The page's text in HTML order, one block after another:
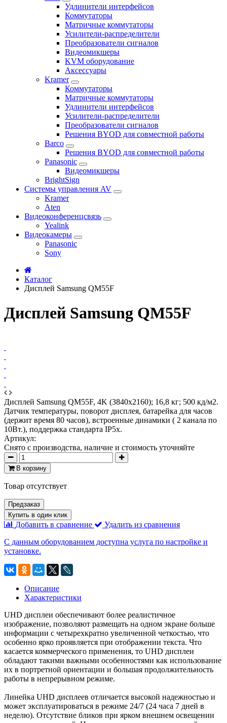
Удлинители интерфейсов
Коммутаторы
Матричные коммутаторы
Усилители-распределители
Преобразователи сигналов
Видеомикшеры
KVM оборудование
Аксессуары
Kramer
Коммутаторы
Матричные коммутаторы
Удлинители интерфейсов
Усилители-распределители
Преобразователи сигналов
Решения BYOD для совместной работы
Barco
Решения BYOD для совместной работы
Panasonic
Видеомикшеры
BrightSign
Системы управления AV
Kramer
Aten
Видеоконференцсвязь
Yealink
Видеокамеры
Panasonic
Sony
Каталог
Дисплей Samsung QM55F
Дисплей Samsung QM55F
Дисплей Samsung QM55F, 4K (3840х2160); 16,8 кг; 500 кд/м2.
Датчик температуры, поворот дисплея, батарейка для часов
(держит время 80 часов), встроенные динамики ( 2 канала по
10Вт.), поддержка стандарта IP5x.
Артикул:
Снято с производства, наличие и стоимость уточняйте
В корзину
Товар отсутствует
Предзаказ
Купить в один клик
Добавить в сравнение
Удалить из сравнения
С данным оборудованием доступна услуга по настройке и
установке.
Описание
Характеристики
UHD дисплеи обеспечивают более реалистичное
изображение, позволяют размещать на одном экране больше
информации с четырехкратно увеличенной четкостью, что
особенно ярко проявляется при отображении текста. Что
касается коммерческого применения, то UHD дисплеи
обладают такими важными особенностями как использование
их в портретной ориентации и большая продолжительность
работы в непрерывном режиме.
Линейка UHD дисплеев отличается высокой надежностью и
может эксплуатироваться в режиме 24/7 (24 часа 7 дней в
неделю). Отсутствие бликов при ярком внешнем освещении